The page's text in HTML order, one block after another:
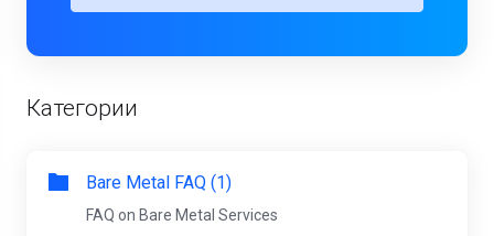
Категории
Bare Metal FAQ (1)
FAQ on Bare Metal Services